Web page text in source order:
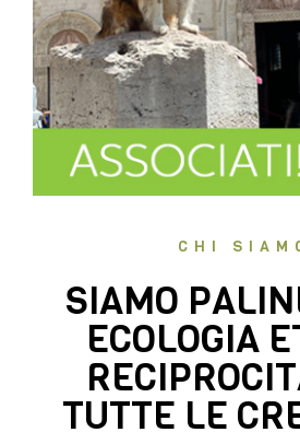
CHI
SIAMO
ECOLOGIA
TUTTE LE